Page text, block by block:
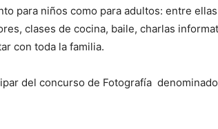
para niños como para adultos: entre
clases de cocina, baile, charlas
con toda la familia.
del concurso de Fotografía